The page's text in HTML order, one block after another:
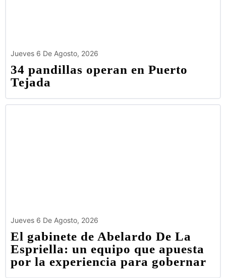
Jueves 6 De Agosto, 2026
34 pandillas operan en Puerto
Tejada
Jueves 6 De Agosto, 2026
El gabinete de Abelardo De La
Espriella: un equipo que apuesta
por la experiencia para gobernar